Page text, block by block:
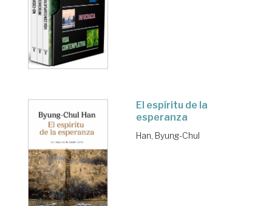
El espíritu de la
esperanza
Han, Byung-Chul